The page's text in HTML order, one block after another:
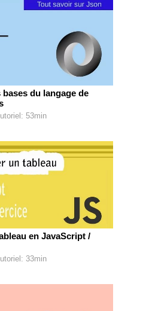
du langage de
53min
en JavaScript /
33min